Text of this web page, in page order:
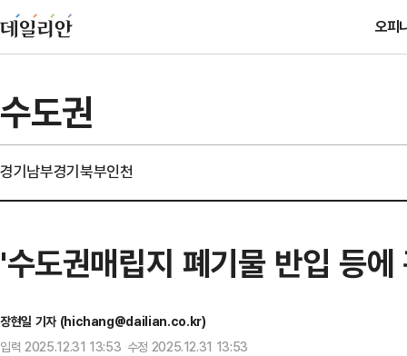
오피
수도권
경기남부경기북부인천
'수도권매립지 폐기물 반입 등
장현일 기자 (hichang@dailian.co.kr)
입력 2025.12.31 13:53 수정 2025.12.31 13:53